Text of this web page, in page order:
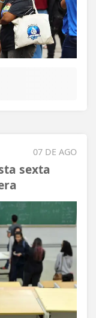
07 DE AGO
sexta